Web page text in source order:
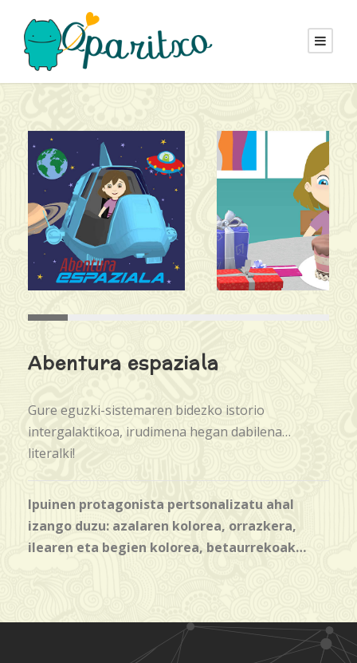
Abentura espaziala
Gure eguzki-sistemaren bidezko istorio
intergalaktikoa, irudimena hegan dabilena…
literalki!
Ipuinen protagonista pertsonalizatu ahal
izango duzu: azalaren kolorea, orrazkera,
ilearen eta begien kolorea, betaurrekoak…